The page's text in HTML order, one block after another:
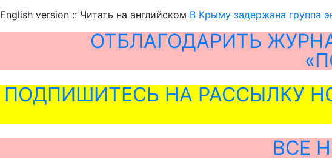
English version :: Читать на английском В Крыму задержана группа
ОТБЛАГОДАРИТЬ
ПОДПИШИТЕСЬ НА РАССЫЛКУ
ВСЕ